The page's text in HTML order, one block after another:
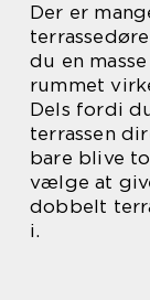
Der er
du en
rummet
Dels fordi
terrassen
bare blive
vælge at
dobbelt
i.